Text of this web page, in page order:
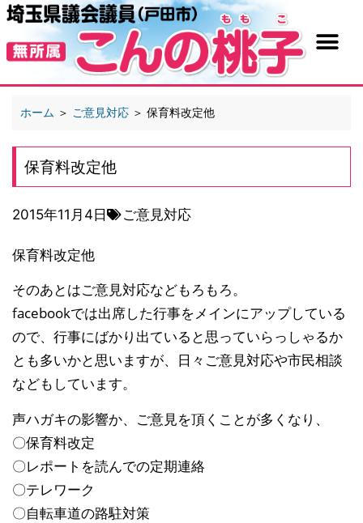
ホーム ＞ ご意見対応 ＞ 保育料改定他
保育料改定他
2015年11月4日 ご意見対応
保育料改定他
そのあとはご意見対応などもろもろ。
facebookでは出席した行事をメインにアップしている
ので、行事にばかり出ていると思っていらっしゃるか
とも多いかと思いますが、日々ご意見対応や市民相談
などもしています。
声ハガキの影響か、ご意見を頂くことが多くなり、
〇保育料改定
〇レポートを読んでの定期連絡
〇テレワーク
〇自転車道の路駐対策